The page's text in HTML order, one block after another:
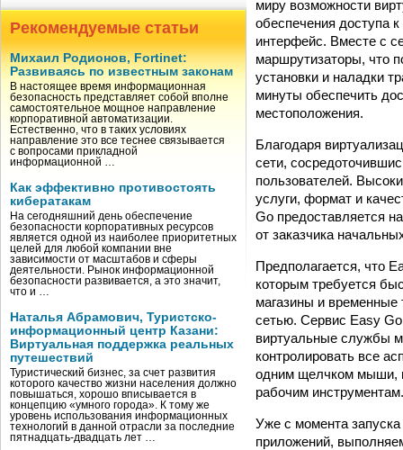
Рекомендуемые статьи
Михаил Родионов, Fortinet:
Развиваясь по известным законам
В настоящее время информационная
безопасность представляет собой вполне
самостоятельное мощное направление
корпоративной автоматизации.
Естественно, что в таких условиях
направление это все теснее связывается
с вопросами прикладной
информационной …
Как эффективно противостоять
кибератакам
На сегодняшний день обеспечение
безопасности корпоративных ресурсов
является одной из наиболее приоритетных
целей для любой компании вне
зависимости от масштабов и сферы
деятельности. Рынок информационной
безопасности развивается, а это значит,
что и …
Наталья Абрамович, Туристско-
информационный центр Казани:
Виртуальная поддержка реальных
путешествий
Туристический бизнес, за счет развития
которого качество жизни населения должно
повышаться, хорошо вписывается в
концепцию «умного города». К тому же
уровень использования информационных
технологий в данной отрасли за последние
пятнадцать-двадцать лет …
миру возможности
обеспечения доступа
интерфейс. Вместе с
маршрутизаторы, что
установки и наладки
минуты обеспечить
местоположения.
Благодаря
сети,
пользователей.
услуги, формат и
Go предоставляется
от заказчика
Предполагается, что
которым требуется
магазины и временные
сетью. Сервис Easy
виртуальные службы
контролировать все
одним щелчком мыши,
рабочим инструментам.
Уже с момента
приложений,